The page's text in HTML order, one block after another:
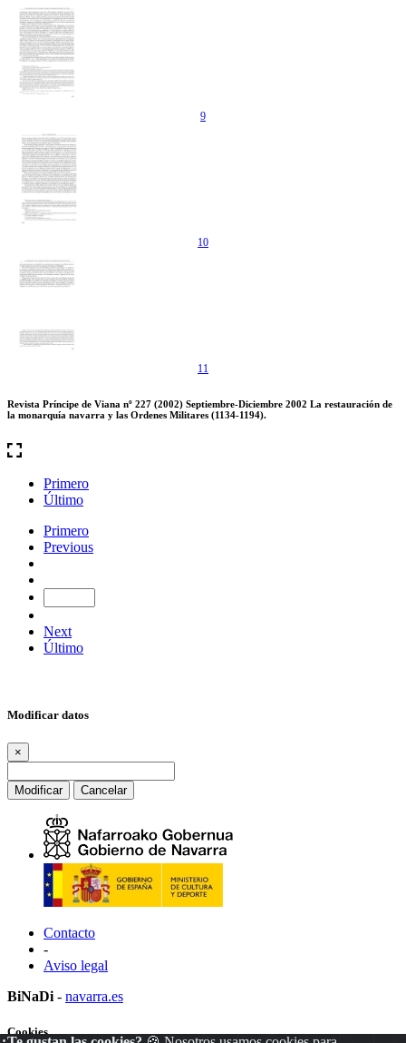
9
10
11
Revista Príncipe de Viana nº 227 (2002) Septiembre-Diciembre 2002 La restauración de
la monarquía navarra y las Ordenes Militares (1134-1194).
Primero
Último
Primero
Previous
Next
Último
Modificar datos
×
Modificar Cancelar
Contacto
-
Aviso legal
BiNaDi - navarra.es
Cookies